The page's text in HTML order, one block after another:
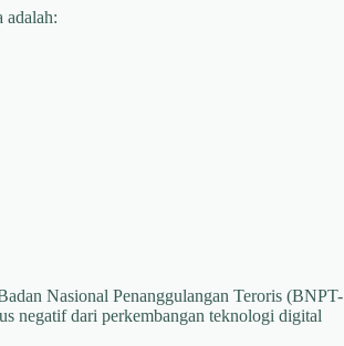
adalah:
Nasional Penanggulangan Teroris (BNPT-
negatif dari perkembangan teknologi digital